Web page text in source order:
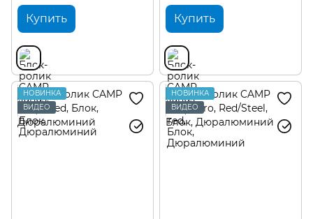
Купить Купить
НОВИНКА
ВИДЕО
НОВИНКА
ВИДЕО